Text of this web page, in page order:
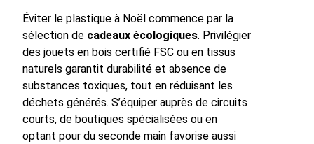
Éviter le plastique à Noël commence par la
sélection de cadeaux écologiques. Privilégier
des jouets en bois certifié FSC ou en tissus
naturels garantit durabilité et absence de
substances toxiques, tout en réduisant les
déchets générés. S’équiper auprès de circuits
courts, de boutiques spécialisées ou en
optant pour du seconde main favorise aussi